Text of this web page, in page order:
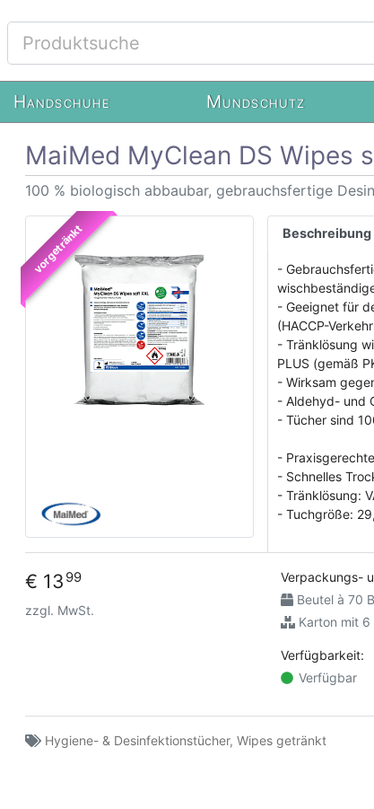
Handschuhe Mundschutz
MaiMed MyClean DS Wipes
100 % biologisch abbaubar, gebrauchsfertige
vorgetränkt Beschreibung
-
- Geeignet für
(HACCP-
- Tränklösung
PLUS (gemäß
- Wirksam
- Aldehyd- und
- Tücher sind
-
- Schnelles
- Tränklösung:
- Tuchgröße:
€ 13 99
zzgl. MwSt.
Verpackungs-
Beutel à 70
Karton mit 6
Verfügbarkeit:
Verfügbar
Hygiene- & Desinfektionstücher, Wipes getränkt